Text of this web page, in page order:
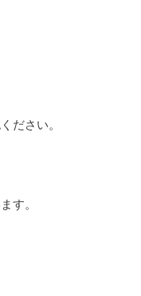
ださい。
す。